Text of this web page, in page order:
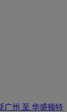
广州 至 华盛顿特